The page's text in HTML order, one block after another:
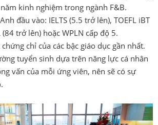
kinh nghiệm trong ngành F&B.
đầu vào: IELTS (5.5 trở lên), TOEFL iBT
(84 trở lên) hoặc WPLN cấp độ 5.
chỉ của các bậc giáo dục gần nhất.
tuyển sinh dựa trên năng lực cá nhân
vấn của mỗi ứng viên, nên sẽ có sự